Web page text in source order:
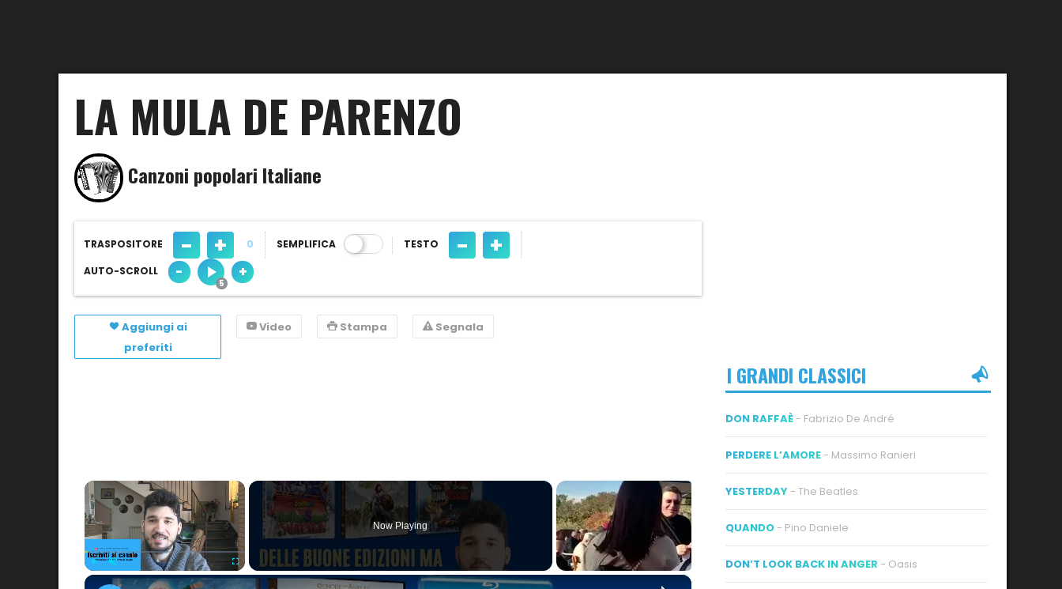
LA MULA DE PARENZO
Canzoni popolari Italiane
TRASPOSITORE - + 0 SEMPLIFICA TESTO - +
AUTO-SCROLL - +
Aggiungi ai
preferiti
Video Stampa Segnala
×
Unmute Fullscreen
Now Playing
×
I GRANDI CLASSICI
DON RAFFAÈ - Fabrizio De André
PERDERE L’AMORE - Massimo Ranieri
YESTERDAY - The Beatles
QUANDO - Pino Daniele
DON’T LOOK BACK IN ANGER - Oasis